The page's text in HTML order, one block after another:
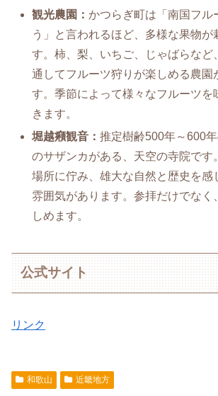
観光農園：かつらぎ町は「南国フル
う」と言われるほど、多様な果物が
す。柿、梨、いちご、じゃばらなど
通してフルーツ狩りが楽しめる農園
す。季節によって様々なフルーツを
きます。
堀越癪観音：推定樹齢500年～600
のサザンカがある、天空の寺院です
場所に佇み、雄大な自然と歴史を感
雰囲気があります。参拝だけでなく
しめます。
公式サイト
リンク
和歌山 近畿地方